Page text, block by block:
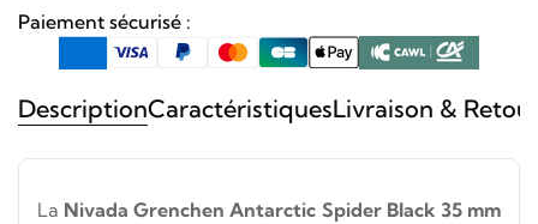
Paiement sécurisé :
DescriptionCaractéristiquesLivraison &
La Nivada Grenchen Antarctic Spider Black 35 mm